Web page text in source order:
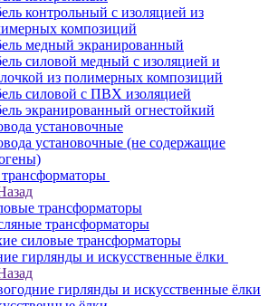
контрольный с изоляцией из
композиций
медный экранированный
силовой медный с изоляцией и
из полимерных композиций
силовой с ПВХ изоляцией
экранированный огнестойкий
установочные
установочные (не содержащие
трансформаторы
трансформаторы
силовые трансформаторы
гирлянды и искусственные ёлки
гирлянды и искусственные ёлки